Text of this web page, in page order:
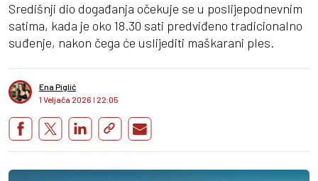
Središnji dio događanja očekuje se u poslijepodnevnim
satima, kada je oko 18.30 sati predviđeno tradicionalno
suđenje, nakon čega će uslijediti maškarani ples.
Ena Piglić
1 Veljača 2026 I 22:05